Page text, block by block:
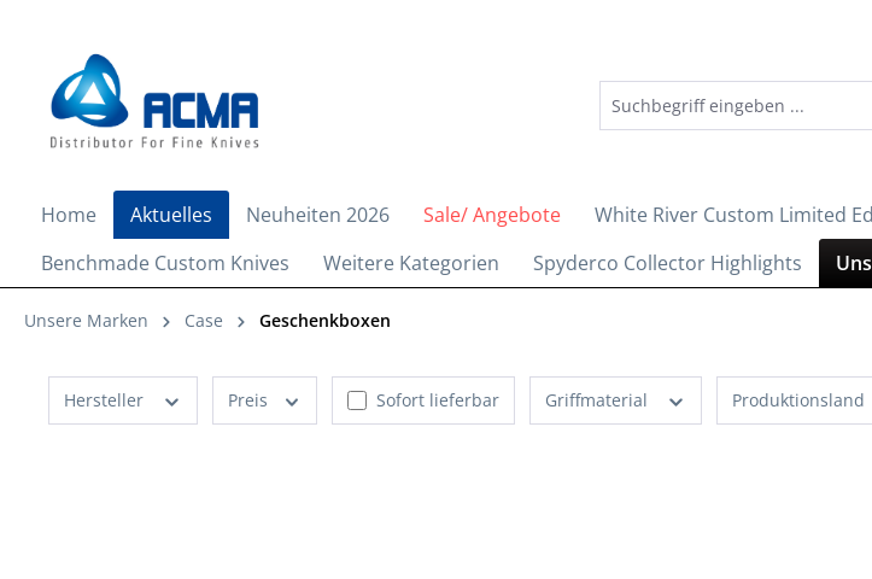
Home Aktuelles Neuheiten 2026 Sale/ Angebote White River Custom Limited
Benchmade Custom Knives
Weitere Kategorien Spyderco Collector Highlights
Unsere Marken Case Geschenkboxen
Hersteller Preis Sofort lieferbar Griffmaterial Produktionsland